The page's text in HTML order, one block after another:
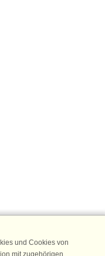
und Cookies von
mit zugehörigen